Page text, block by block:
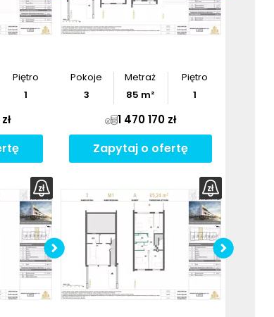
Piętro
1
Pokoje
3
Metraż
85 m²
Piętro
1
1 470 170 zł
Zapytaj o ofertę
Pobierzrzut